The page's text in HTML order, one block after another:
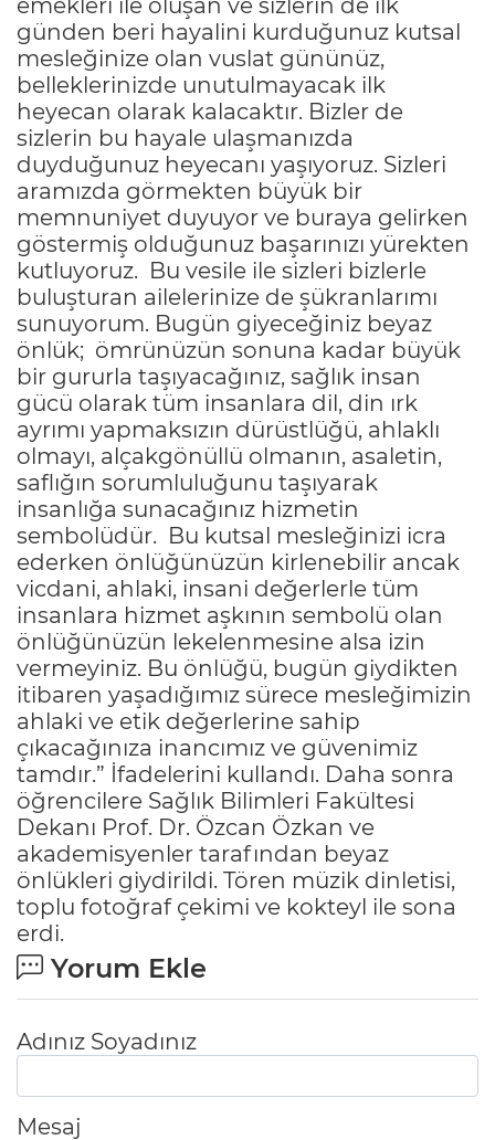
günden beri hayalini kurduğunuz kutsal
mesleğinize olan vuslat gününüz,
belleklerinizde unutulmayacak ilk
heyecan olarak kalacaktır. Bizler de
sizlerin bu hayale ulaşmanızda
duyduğunuz heyecanı yaşıyoruz. Sizleri
aramızda görmekten büyük bir
memnuniyet duyuyor ve buraya gelirken
göstermiş olduğunuz başarınızı yürekten
kutluyoruz. Bu vesile ile sizleri bizlerle
buluşturan ailelerinize de şükranlarımı
sunuyorum. Bugün giyeceğiniz beyaz
önlük; ömrünüzün sonuna kadar büyük
bir gururla taşıyacağınız, sağlık insan
gücü olarak tüm insanlara dil, din ırk
ayrımı yapmaksızın dürüstlüğü, ahlaklı
olmayı, alçakgönüllü olmanın, asaletin,
saflığın sorumluluğunu taşıyarak
insanlığa sunacağınız hizmetin
sembolüdür. Bu kutsal mesleğinizi icra
ederken önlüğünüzün kirlenebilir ancak
vicdani, ahlaki, insani değerlerle tüm
insanlara hizmet aşkının sembolü olan
önlüğünüzün lekelenmesine alsa izin
vermeyiniz. Bu önlüğü, bugün giydikten
itibaren yaşadığımız sürece mesleğimizin
ahlaki ve etik değerlerine sahip
çıkacağınıza inancımız ve güvenimiz
tamdır.” İfadelerini kullandı. Daha sonra
öğrencilere Sağlık Bilimleri Fakültesi
Dekanı Prof. Dr. Özcan Özkan ve
akademisyenler tarafından beyaz
önlükleri giydirildi. Tören müzik dinletisi,
toplu fotoğraf çekimi ve kokteyl ile sona
erdi.
Yorum Ekle
Adınız Soyadınız
Mesaj